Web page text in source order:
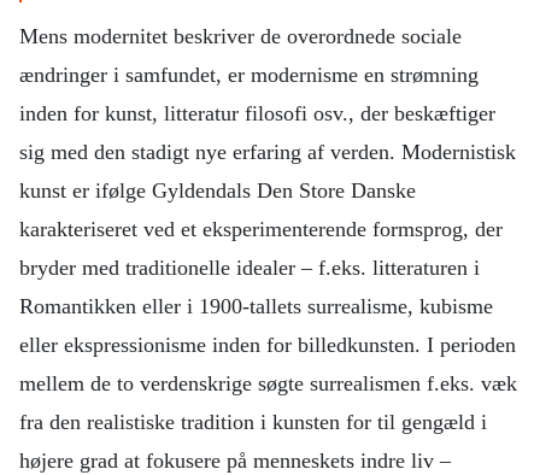
Mens modernitet beskriver de overordnede sociale
ændringer i samfundet, er modernisme en strømning
inden for kunst, litteratur filosofi osv., der beskæftiger
sig med den stadigt nye erfaring af verden. Modernistisk
kunst er ifølge Gyldendals Den Store Danske
karakteriseret ved et eksperimenterende formsprog, der
bryder med traditionelle idealer – f.eks. litteraturen i
Romantikken eller i 1900-tallets surrealisme, kubisme
eller ekspressionisme inden for billedkunsten. I perioden
mellem de to verdenskrige søgte surrealismen f.eks. væk
fra den realistiske tradition i kunsten for til gengæld i
højere grad at fokusere på menneskets indre liv –